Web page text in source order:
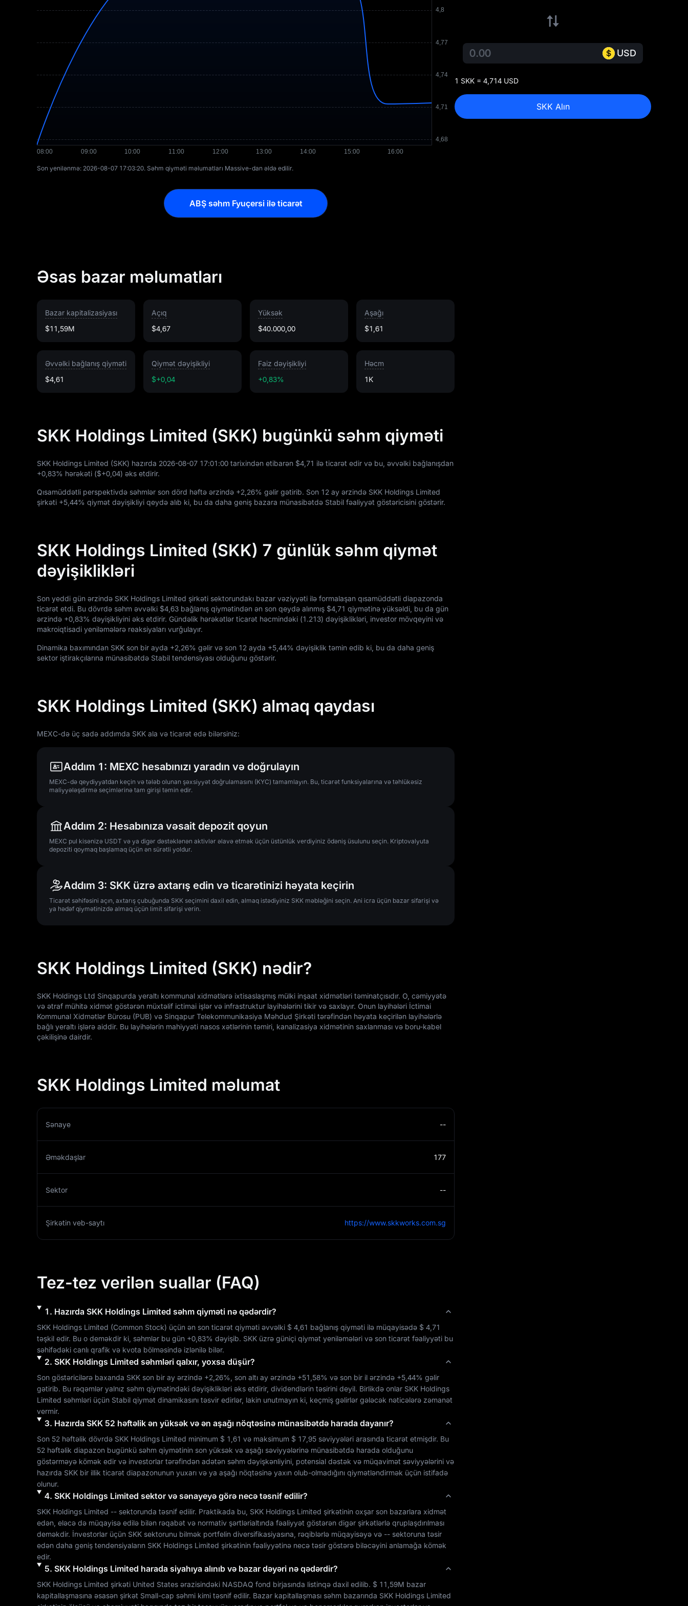
Son yenilənmə: ⁦2026-08-07 17:03:20⁩. Səhm qiyməti məlumatları Massive-dan əldə edilir.
ABŞ səhm Fyuçersi ilə ticarət
Əsas bazar məlumatları
Bazar kapitalizasiyası
$11,59M
Açıq
$4,67
Yüksək
$40.000,00
Aşağı
$1,61
Əvvəlki bağlanış qiyməti
$4,61
Qiymət dəyişikliyi
$+0,04
Faiz dəyişikliyi
+0,83%
Həcm
1K
SKK Holdings Limited (SKK) bugünkü səhm qiyməti
SKK Holdings Limited (SKK) hazırda 2026-08-07 17:01:00 tarixindən etibarən $4,71 ilə ticarət edir və bu, əvvəlki bağlanışdan
+0,83% hərəkəti ($+0,04) əks etdirir.
Qısamüddətli perspektivdə səhmlər son dörd həftə ərzində +2,26% gəlir gətirib. Son 12 ay ərzində SKK Holdings Limited
şirkəti +5,44% qiymət dəyişikliyi qeydə alıb ki, bu da daha geniş bazara münasibətdə Stabil fəaliyyət göstəricisini göstərir.
SKK Holdings Limited (SKK) 7 günlük səhm qiymət
dəyişiklikləri
Son yeddi gün ərzində SKK Holdings Limited şirkəti sektorundakı bazar vəziyyəti ilə formalaşan qısamüddətli diapazonda
ticarət etdi. Bu dövrdə səhm əvvəlki $4,63 bağlanış qiymətindən ən son qeydə alınmış $4,71 qiymətinə yüksəldi, bu da gün
ərzində +0,83% dəyişikliyini əks etdirir. Gündəlik hərəkətlər ticarət həcmindəki (1.213) dəyişiklikləri, investor mövqeyini və
makroiqtisadi yeniləmələrə reaksiyaları vurğulayır.
Dinamika baxımından SKK son bir ayda +2,26% gəlir və son 12 ayda +5,44% dəyişiklik təmin edib ki, bu da daha geniş
sektor iştirakçılarına münasibətdə Stabil tendensiyası olduğunu göstərir.
SKK Holdings Limited (SKK) almaq qaydası
MEXC-də üç sadə addımda SKK ala və ticarət edə bilərsiniz:
Addım 1: MEXC hesabınızı yaradın və doğrulayın
MEXC-də qeydiyyatdan keçin və tələb olunan şəxsiyyət doğrulamasını (KYC) tamamlayın. Bu, ticarət funksiyalarına və təhlükəsiz
maliyyələşdirmə seçimlərinə tam girişi təmin edir.
Addım 2: Hesabınıza vəsait depozit qoyun
MEXC pul kisənizə USDT və ya digər dəstəklənən aktivlər əlavə etmək üçün üstünlük verdiyiniz ödəniş üsulunu seçin. Kriptovalyuta
depoziti qoymaq başlamaq üçün ən sürətli yoldur.
Addım 3: SKK üzrə axtarış edin və ticarətinizi həyata keçirin
Ticarət səhifəsini açın, axtarış çubuğunda SKK seçimini daxil edin, almaq istədiyiniz SKK məbləğini seçin. Ani icra üçün bazar sifarişi və
ya hədəf qiymətinizdə almaq üçün limit sifarişi verin.
SKK Holdings Limited (SKK) nədir?
SKK Holdings Ltd Sinqapurda yeraltı kommunal xidmətlərə ixtisaslaşmış mülki inşaat xidmətləri təminatçısıdır. O, cəmiyyətə
və ətraf mühitə xidmət göstərən müxtəlif ictimai işlər və infrastruktur layihələrini tikir və saxlayır. Onun layihələri İctimai
Kommunal Xidmətlər Bürosu (PUB) və Sinqapur Telekommunikasiya Məhdud Şirkəti tərəfindən həyata keçirilən layihələrlə
bağlı yeraltı işlərə aiddir. Bu layihələrin mahiyyəti nasos xətlərinin təmiri, kanalizasiya xidmətinin saxlanması və boru-kabel
çəkilişinə dairdir.
SKK Holdings Limited məlumat
Sənaye --
Əməkdaşlar 177
Sektor --
Şirkətin veb-saytı https://www.skkworks.com.sg
Tez-tez verilən suallar (FAQ)
1 . Hazırda SKK Holdings Limited səhm qiyməti nə qədərdir?
SKK Holdings Limited (Common Stock) üçün ən son ticarət qiyməti əvvəlki $ 4,61 bağlanış qiyməti ilə müqayisədə $ 4,71
təşkil edir. Bu o deməkdir ki, səhmlər bu gün +0,83% dəyişib. SKK üzrə güniçi qiymət yeniləmələri və son ticarət fəaliyyəti bu
səhifədəki canlı qrafik və kvota bölməsində izlənilə bilər.
2. SKK Holdings Limited səhmləri qalxır, yoxsa düşür?
Son göstəricilərə baxanda SKK son bir ay ərzində +2,26% , son altı ay ərzində +51,58% və son bir il ərzində +5,44% gəlir
gətirib. Bu rəqəmlər yalnız səhm qiymətindəki dəyişiklikləri əks etdirir, dividendlərin təsirini deyil. Birlikdə onlar SKK Holdings
Limited səhmləri üçün Stabil qiymət dinamikasını təsvir edirlər, lakin unutmayın ki, keçmiş gəlirlər gələcək nəticələrə zəmanət
vermir.
3. Hazırda SKK52 həftəlik ən yüksək və ən aşağı nöqtəsinə münasibətdə harada dayanır?
Son 52 həftəlik dövrdə SKK Holdings Limited minimum $ 1,61 və maksimum $ 17,95 səviyyələri arasında ticarət etmişdir. Bu
52 həftəlik diapazon bugünkü səhm qiymətinin son yüksək və aşağı səviyyələrinə münasibətdə harada olduğunu
göstərməyə kömək edir və investorlar tərəfindən adətən səhm dəyişkənliyini, potensial dəstək və müqavimət səviyyələrini və
hazırda SKK bir illik ticarət diapazonunun yuxarı və ya aşağı nöqtəsinə yaxın olub-olmadığını qiymətləndirmək üçün istifadə
olunur.
4. SKK Holdings Limited sektor və sənayeyə görə necə təsnif edilir?
SKK Holdings Limited -- sektorunda təsnif edilir. Praktikada bu, SKK Holdings Limited şirkətinin oxşar son bazarlara xidmət
edən, eləcə də müqayisə edilə bilən rəqabət və normativ şərtlərialtında fəaliyyət göstərən digər şirkətlərlə qruplaşdırılması
deməkdir. İnvestorlar üçün SKK sektorunu bilmək portfelin diversifikasiyasına, rəqiblərlə müqayisəyə və -- sektoruna təsir
edən daha geniş tendensiyaların SKK Holdings Limited şirkətinin fəaliyyətinə necə təsir göstərə biləcəyini anlamağa kömək
edir.
5. SKK Holdings Limited harada siyahıya alınıb və bazar dəyəri nə qədərdir?
SKK Holdings Limited şirkəti United States ərazisindəki NASDAQ fond birjasında listinqə daxil edilib. $ 11,59M bazar
kapitallaşmasına əsasən şirkət Small-cap səhmi kimi təsnif edilir. Bazar kapitallaşması səhm bazarında SKK Holdings Limited
USD
1 SKK = 4,714 USD
SKK Alın